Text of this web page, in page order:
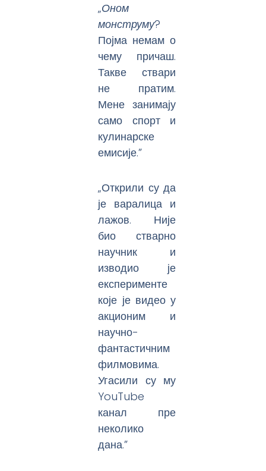
„Оном
монструму?
Појма немам о
чему причаш.
Такве ствари
не пратим.
Мене занимају
само спорт и
кулинарске
емисије.”
„Открили су да
је варалица и
лажов. Није
био стварно
научник и
изводио је
експерименте
које је видео у
акционим и
научно-
фантастичним
филмовима.
Угасили су му
YouTube
канал пре
неколико
дана.”